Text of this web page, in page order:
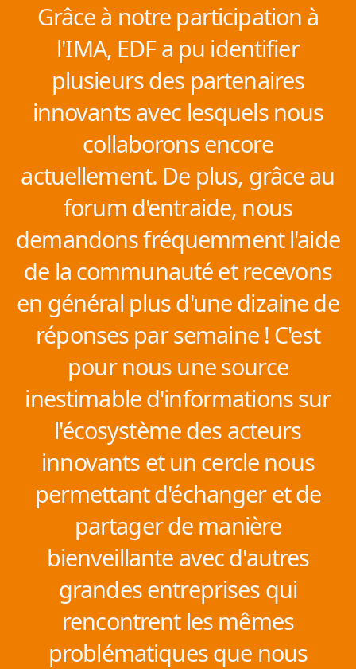
Grâce à notre participation à
l'IMA, EDF a pu identifier
plusieurs des partenaires
innovants avec lesquels nous
collaborons encore
actuellement. De plus, grâce au
forum d'entraide, nous
demandons fréquemment l'aide
de la communauté et recevons
en général plus d'une dizaine de
réponses par semaine ! C'est
pour nous une source
inestimable d'informations sur
l'écosystème des acteurs
innovants et un cercle nous
permettant d'échanger et de
partager de manière
bienveillante avec d'autres
grandes entreprises qui
rencontrent les mêmes
problématiques que nous